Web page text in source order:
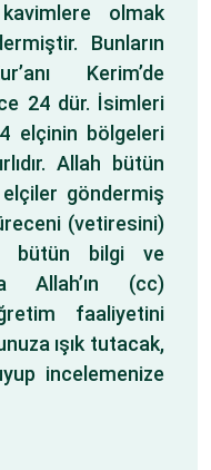
olmak
Bunların
Kerim’de
24 dür. İsimleri
elçinin bölgeleri
Allah bütün
göndermiş
(vetiresini)
bütün bilgi ve
Allah’ın (cc)
faaliyetini
ışık tutacak,
incelemenize